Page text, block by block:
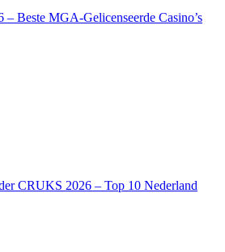
Beste MGA-Gelicenseerde Casino’s
CRUKS 2026 – Top 10 Nederland